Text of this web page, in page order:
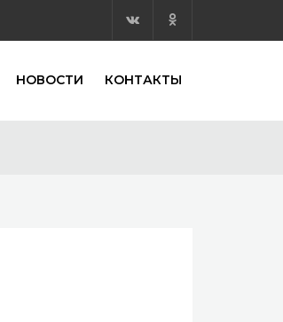
НОВОСТИ КОНТАКТЫ